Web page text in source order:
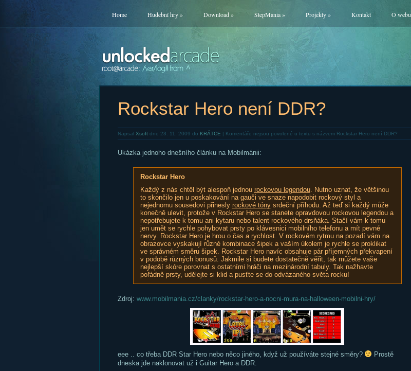
Home Hudební hry» Download» StepMania» Projekty» Kontakt O webu
Rockstar Hero není DDR?
Napsal Xsoftdne 23. 11. 2009 do KRÁTCE | Komentáře nejsou povolené u textu s názvem Rockstar Hero není DDR?
Ukázka jednoho dnešního článku na Mobilmánii:
Rockstar Hero
Každý z nás chtěl být alespoň jednou rockovou legendou. Nutno uznat, že většinou
to skončilo jen u poskakování na gauči ve snaze napodobit rockový styl a
nejednomu sousedovi přinesly rockové tónysrdeční příhodu. Až teď si každý může
konečně ulevit, protože v Rockstar Hero se stanete opravdovou rockovou legendou a
nepotřebujete k tomu ani kytaru nebo talent rockového drsňáka. Stačí vám k tomu
jen umět se rychle pohybovat prsty po klávesnici mobilního telefonu a mít pevné
nervy. Rockstar Hero je hrou o čas a rychlost. V rockovém rytmu na pozadí vám na
obrazovce vyskakují různé kombinace šipek a vaším úkolem je rychle se proklikat
ve správném směru šipek. Rockstar Hero navíc obsahuje pár příjemných překvapení
v podobě různých bonusů. Jakmile si budete dostatečně věřit, tak můžete vaše
nejlepší skóre porovnat s ostatními hráči na mezinárodní tabuly. Tak nažhavte
pořádně prsty, udělejte si klid a pusťte se do odvázaného světa rocku!
Zdroj: www.mobilmania.cz/clanky/rockstar-hero-a-nocni-mura-na-halloween-mobilni-hry/
eee .. co třeba DDR Star Hero nebo něco jiného, když už používáte stejné směry?
Prostě
dneska jde naklonovat už i Guitar Hero a DDR.